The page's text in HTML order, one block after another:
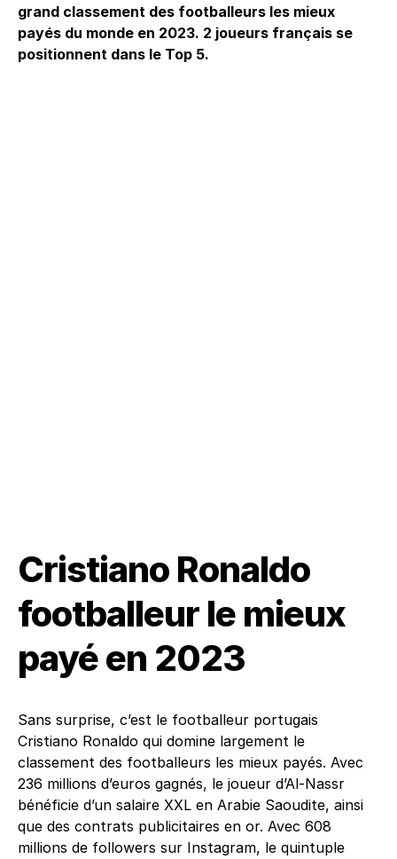
grand classement des footballeurs les mieux
payés du monde en 2023. 2 joueurs français se
positionnent dans le Top 5.
Cristiano Ronaldo
footballeur le mieux
payé en 2023
Sans surprise, c’est le footballeur portugais
Cristiano Ronaldo qui domine largement le
classement des footballeurs les mieux payés. Avec
236 millions d’euros gagnés, le joueur d’Al-Nassr
bénéficie d’un salaire XXL en Arabie Saoudite, ainsi
que des contrats publicitaires en or. Avec 608
millions de followers sur Instagram, le quintuple